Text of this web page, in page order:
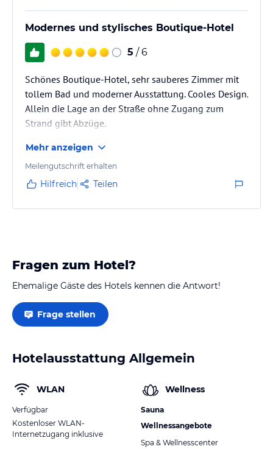
Modernes und stylisches Boutique-Hotel
5 / 6
Schönes Boutique-Hotel, sehr sauberes Zimmer mit
tollem Bad und moderner Ausstattung. Cooles Design.
Allein die Lage an der Straße ohne Zugang zum
Strand gibt Abzüge.
Mehr anzeigen
Meilengutschrift erhalten
Hilfreich Teilen
Fragen zum Hotel?
Ehemalige Gäste des Hotels kennen die Antwort!
Frage stellen
Hotelausstattung Allgemein
WLAN
Verfügbar
Kostenloser WLAN-
Internetzugang inklusive
Wellness
Sauna
Wellnessangebote
Spa & Wellnesscenter